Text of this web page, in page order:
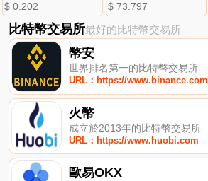
$ 0.202 $ 73.797
比特幣交易所最好的比特幣交易所
幣安
世界排名第一的比特幣交易所
URL：https://www.binance.com
火幣
成立於2013年的比特幣交易所
URL：https://www.huobi.com
歐易OKX